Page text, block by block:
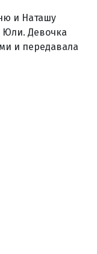
и Наташу
Юли. Девочка
и передавала